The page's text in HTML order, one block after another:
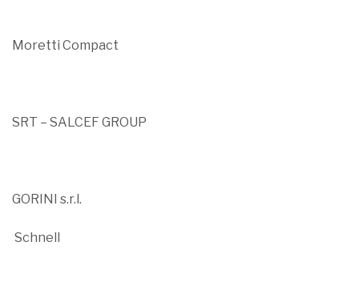
Moretti Compact
SRT – SALCEF GROUP
GORINI s.r.l.
Schnell